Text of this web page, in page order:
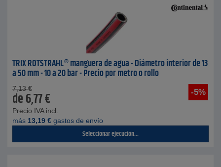
TRIX ROTSTRAHL® manguera de agua - Diámetro interior de 13
a 50 mm - 10 a 20 bar - Precio por metro o rollo
-5%
7,13 €
de6,77€
Precio IVA incl.
más 13,19 € gastos de envío
Seleccionar ejecución...